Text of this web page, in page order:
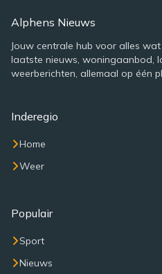
Alphens Nieuws
Jouw centrale hub voor alles
laatste nieuws, woningaanbod,
weerberichten, allemaal op één
Inderegio
Home
Weer
Populair
Sport
Nieuws